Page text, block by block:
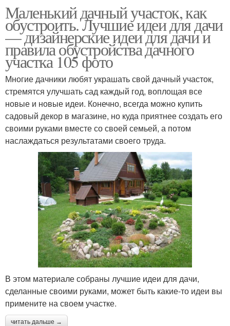
Маленький дачный участок, как
обустроить. Лучшие идеи для дачи
— дизайнерские идеи для дачи и
правила обустройства дачного
участка 105 фото
Многие дачники любят украшать свой дачный участок,
стремятся улучшать сад каждый год, воплощая все
новые и новые идеи. Конечно, всегда можно купить
садовый декор в магазине, но куда приятнее создать его
своими руками вместе со своей семьей, а потом
наслаждаться результатами своего труда.
В этом материале собраны лучшие идеи для дачи,
сделанные своими руками, может быть какие-то идеи вы
примените на своем участке.
читать дальше →